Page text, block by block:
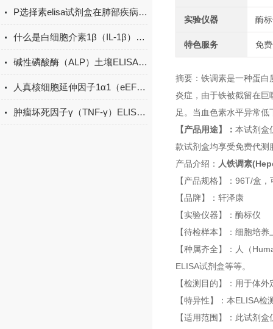
P选择素elisa试剂盒在肺部疾病中的作用
什么是白细胞介素1β（IL-1β）ELISA试剂盒？
碱性磷酸酶（ALP）土壤ELISA的操作方法
人真核细胞延伸因子1α1（eEF1α1） 酶联免疫吸附测定试剂盒
肿瘤坏死因子γ（TNF-γ）ELISA试剂盒的工作原理
实验仪器 酶
特色服务 免
摘要：铁调素是一种蛋白
炎症，由于铁被截留在
足。当血色素水平异常
【产品用途】： 本试剂盒
款试剂盒均享受免费代
产品介绍： 人铁调素
【产品规格】：96T/盒
【品牌】：轩泽康
【实验仪器】：酶标仪
【待检样本】：细胞培
【种属齐全】：人（
ELISA试剂盒等等。
【检测目的】：用于体
【特异性】：本ELISA
【适用范围】：此试剂